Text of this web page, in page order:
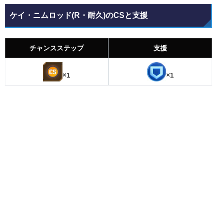
ケイ・ニムロッド(R・耐久)のCSと支援
チャンスステップ 支援
×1 ×1